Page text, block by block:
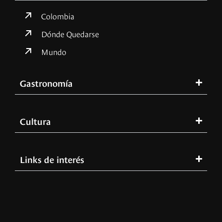
Colombia
Dónde Quedarse
Mundo
Gastronomía
Cultura
Links de interés